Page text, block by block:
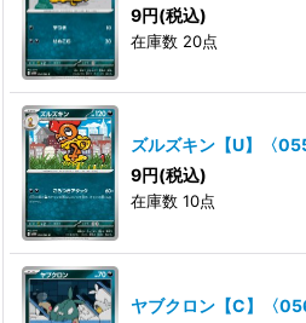
9円(税込)
在庫数 20点
ズルズキン【U】〈
9円(税込)
在庫数 10点
ヤブクロン【C】〈